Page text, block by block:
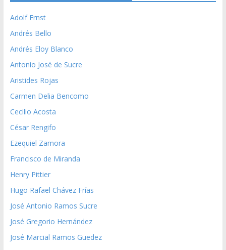
Adolf Ernst
Andrés Bello
Andrés Eloy Blanco
Antonio José de Sucre
Aristides Rojas
Carmen Delia Bencomo
Cecilio Acosta
César Rengifo
Ezequiel Zamora
Francisco de Miranda
Henry Pittier
Hugo Rafael Chávez Frías
José Antonio Ramos Sucre
José Gregorio Hernández
José Marcial Ramos Guedez